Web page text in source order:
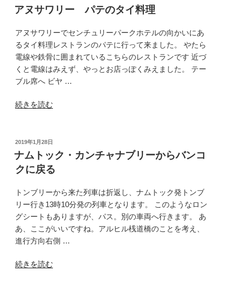
カ
定
食”
の
ン
１
泊
で
行
く”
稿
日:
アヌサワリー パテのタイ料理
アヌサワリーでセンチュリーパークホテルの向かいにあ
るタイ料理レストランのパテに行って来ました。 やたら
電線や鉄骨に囲まれているこちらのレストランです 近づ
くと電線はみえず、やっとお店っぽくみえました。 テー
ブル席へ ビヤ …
“ア
ワ
リ
ー
パ
テ
の
タ
イ
料
の
続きを読む
投
稿
日:
2019年1月28日
ナムトック・カンチャナブリーからバンコ
クに戻る
トンブリーから来た列車は折返し、ナムトック発トンブ
リー行き13時10分発の列車となります。 このようなロン
グシートもありますが、パス。別の車両へ行きます。 あ
あ、ここがいいですね。アルヒル桟道橋のことを考え、
進行方向右側 …
“ナ
続きを読む